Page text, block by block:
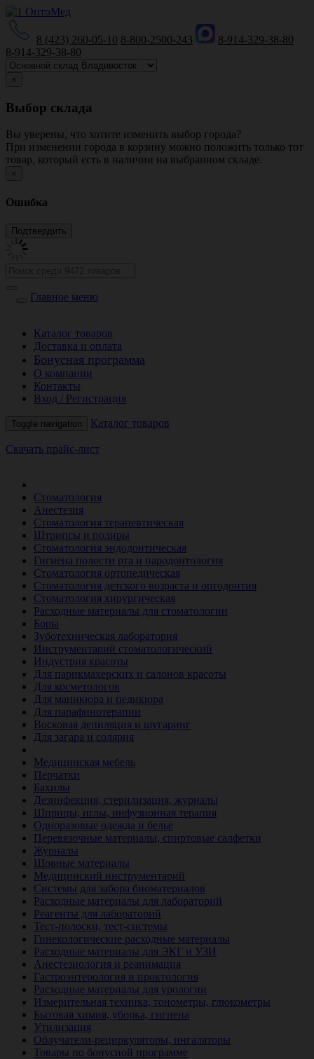
8 (423) 260-05-10 8-800-2500-243
8-914-329-38-80
8-914-329-38-80
×
Выбор склада
Вы уверены, что хотите изменить выбор города?
При изменении города в корзину можно положить только тот
товар, который есть в наличии на выбранном складе.
×
Ошибка
Главное меню
Каталог товаров
Доставка и оплата
Бонусная программа
О компании
Контакты
Вход / Регистрация
Toggle navigation Каталог товаров
Скачать прайс-лист
Стоматология
Анестезия
Стоматология терапевтическая
Штрипсы и полиры
Стоматология эндодонтическая
Гигиена полости рта и пародонтология
Стоматология ортопедическая
Стоматология детского возраста и ортодонтия
Стоматология хирургическая
Расходные материалы для стоматологии
Боры
Зуботехническая лаборатория
Инструментарий стоматологический
Индустрия красоты
Для парикмахерских и салонов красоты
Для косметологов
Для маникюра и педикюра
Для парафинотерапии
Восковая депиляция и шугаринг
Для загара и солярия
Медицинская мебель
Перчатки
Бахилы
Дезинфекция, стерилизация, журналы
Шприцы, иглы, инфузионная терапия
Одноразовые одежда и белье
Перевязочные материалы, спиртовые салфетки
Журналы
Шовные материалы
Медицинский инструментарий
Системы для забора биоматериалов
Расходные материалы для лабораторий
Реагенты для лабораторий
Тест-полоски, тест-системы
Гинекологические расходные материалы
Расходные материалы для ЭКГ и УЗИ
Анестезиология и реанимация
Гастроэнтерология и проктология
Расходные материалы для урологии
Измерительная техника, тонометры, глюкометры
Бытовая химия, уборка, гигиена
Утилизация
Облучатели-рециркуляторы, ингаляторы
Товары по бонусной программе